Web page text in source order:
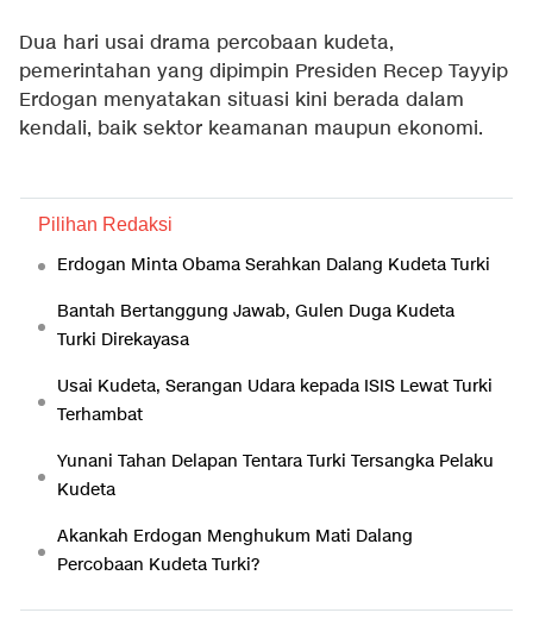
Dua hari usai drama percobaan kudeta,
pemerintahan yang dipimpin Presiden Recep Tayyip
Erdogan menyatakan situasi kini berada dalam
kendali, baik sektor keamanan maupun ekonomi.
Pilihan Redaksi
Erdogan Minta Obama Serahkan Dalang Kudeta Turki
Bantah Bertanggung Jawab, Gulen Duga Kudeta
Turki Direkayasa
Usai Kudeta, Serangan Udara kepada ISIS Lewat Turki
Terhambat
Yunani Tahan Delapan Tentara Turki Tersangka Pelaku
Kudeta
Akankah Erdogan Menghukum Mati Dalang
Percobaan Kudeta Turki?